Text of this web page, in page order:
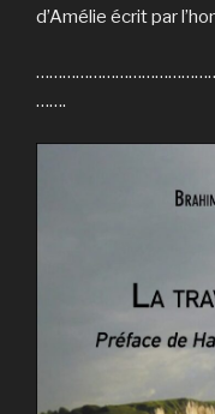
d’Amélie écrit par
…….